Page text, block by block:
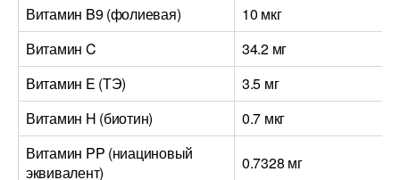
Витамин B9 (фолиевая)
10 мкг
Витамин C
34.2 мг
Витамин E (ТЭ)
3.5 мг
Витамин H (биотин)
0.7 мкг
Витамин PP (ниациновый
эквивалент)
0.7328 мг